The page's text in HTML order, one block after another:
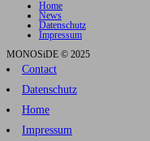
Home
News
Datenschutz
Impressum
MONOSiDE © 2025
Contact
Datenschutz
Home
Impressum